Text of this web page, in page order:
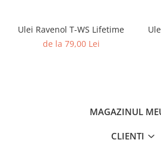
Ulei Ravenol T-WS Lifetime
de la 79,00 Lei
MAGAZINUL
CLIENTI